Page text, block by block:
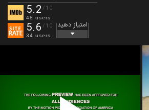
5.2 /10
48 users
5.6 /10
34 users
امتیاز دهید